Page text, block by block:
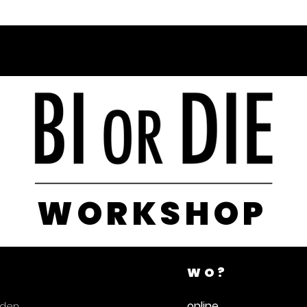
WORKSHOP
WO?